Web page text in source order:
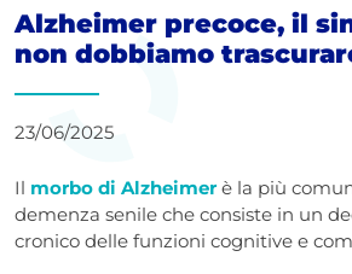
Alzheimer precoce, il
non dobbiamo
23/06/2025
Il morbo di Alzheimerè la più
demenza senile che consiste in un
cronico delle funzioni cognitive e